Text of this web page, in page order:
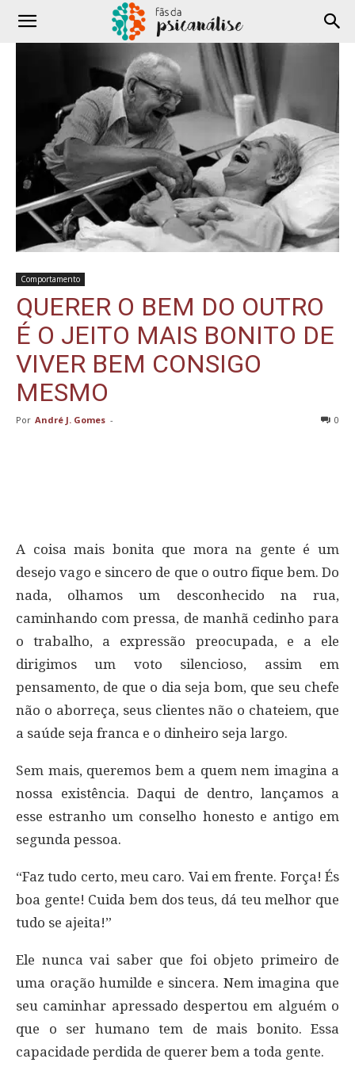
Comportamento
QUERER O BEM DO OUTRO
É O JEITO MAIS BONITO DE
VIVER BEM CONSIGO
MESMO
Por André J. Gomes - 0
A coisa mais bonita que mora na gente é um
desejo vago e sincero de que o outro fique bem. Do
nada, olhamos um desconhecido na rua,
caminhando com pressa, de manhã cedinho para
o trabalho, a expressão preocupada, e a ele
dirigimos um voto silencioso, assim em
pensamento, de que o dia seja bom, que seu chefe
não o aborreça, seus clientes não o chateiem, que
a saúde seja franca e o dinheiro seja largo.
Sem mais, queremos bem a quem nem imagina a
nossa existência. Daqui de dentro, lançamos a
esse estranho um conselho honesto e antigo em
segunda pessoa.
“Faz tudo certo, meu caro. Vai em frente. Força! És
boa gente! Cuida bem dos teus, dá teu melhor que
tudo se ajeita!”
Ele nunca vai saber que foi objeto primeiro de
uma oração humilde e sincera. Nem imagina que
seu caminhar apressado despertou em alguém o
que o ser humano tem de mais bonito. Essa
capacidade perdida de querer bem a toda gente.